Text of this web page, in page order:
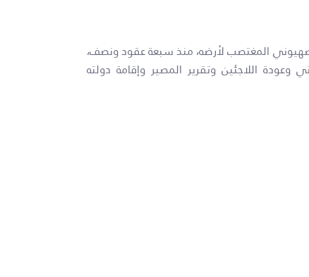
المغتصب لأرضه، منذ سبعة عقود ونصف،
اللاجئين وتقرير المصير وإقامة دولته